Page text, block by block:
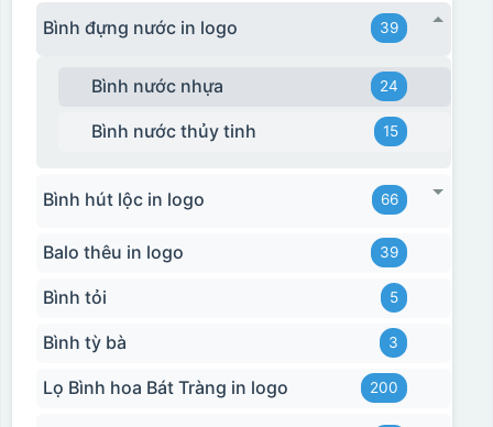
Bình đựng nước in logo 39
Bình nước nhựa 24
Bình nước thủy tinh 15
Bình hút lộc in logo 66
Balo thêu in logo 39
Bình tỏi 5
Bình tỳ bà 3
Lọ Bình hoa Bát Tràng in logo 200